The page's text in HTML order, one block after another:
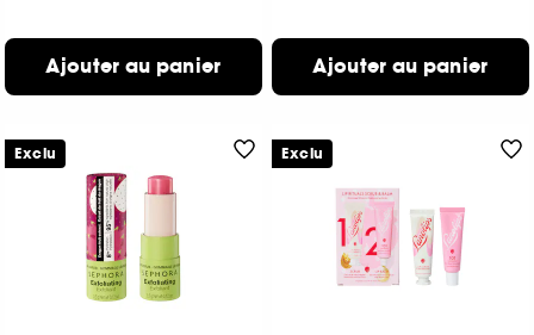
Ajouter au panier Ajouter au panier
Exclu Exclu